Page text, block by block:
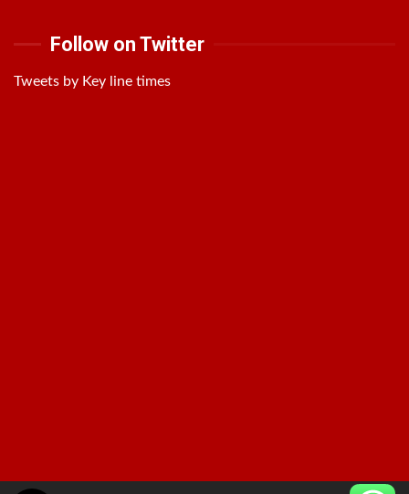
Follow on Twitter
Tweets by Key line times